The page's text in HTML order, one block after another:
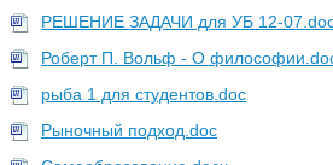
РЕШЕНИЕ ЗАДАЧИ для УБ 12-
Роберт П. Вольф - О
рыба 1 для студентов.doc
Рыночный подход.doc